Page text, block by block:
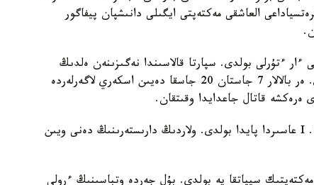
العاشقى مەكتەپتى ايگىلى دانىشپان پيفاگور
ءار ءتۇرلى بولدى. سپارتا قالاسىندا نەگىزىنەن ەلدىڭ
بولاشاق اسكەرىن دايىنداۋعا ەرەكشە كوڭىل ءبولىندى. ەر بالالار 7 جاستان 20 جاسقا دەيىن اسكەري لاگەرلەردە
ەرەكشە قاتال جاعدايدا وقىتقان.
العاشقى جالپى ورتا مەكتەپتەر ب. ز. د. I عاسىردا پايدا بولدى. ولاردىڭ دارىستەرىنىڭ دەنى ويىن